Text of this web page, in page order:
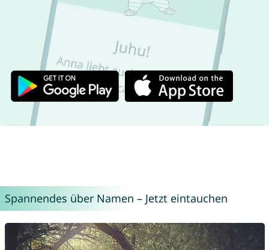
Spannendes über Namen – Jetzt eintauchen